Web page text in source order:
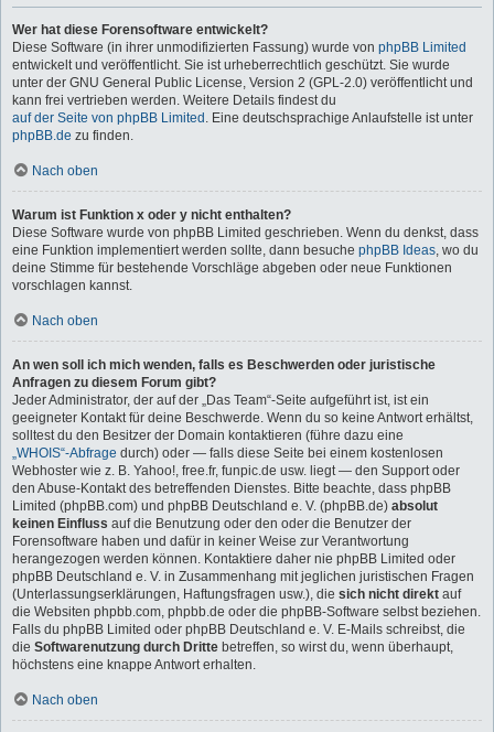
Wer hat diese Forensoftware entwickelt?
Diese Software (in ihrer unmodifizierten Fassung) wurde von phpBB Limited
entwickelt und veröffentlicht. Sie ist urheberrechtlich geschützt. Sie wurde
unter der GNU General Public License, Version 2 (GPL-2.0) veröffentlicht und
kann frei vertrieben werden. Weitere Details findest du
auf der Seite von phpBB Limited . Eine deutschsprachige Anlaufstelle ist unter
phpBB.de zu finden.
Nach oben
Warum ist Funktion x oder y nicht enthalten?
Diese Software wurde von phpBB Limited geschrieben. Wenn du denkst, dass
eine Funktion implementiert werden sollte, dann besuche phpBB Ideas, wo du
deine Stimme für bestehende Vorschläge abgeben oder neue Funktionen
vorschlagen kannst.
Nach oben
An wen soll ich mich wenden, falls es Beschwerden oder juristische
Anfragen zu diesem Forum gibt?
Jeder Administrator, der auf der „Das Team“-Seite aufgeführt ist, ist ein
geeigneter Kontakt für deine Beschwerde. Wenn du so keine Antwort erhältst,
solltest du den Besitzer der Domain kontaktieren (führe dazu eine
„WHOIS“-Abfrage durch) oder — falls diese Seite bei einem kostenlosen
Webhoster wie z. B. Yahoo!, free.fr, funpic.de usw. liegt — den Support oder
den Abuse-Kontakt des betreffenden Dienstes. Bitte beachte, dass phpBB
Limited (phpBB.com) und phpBB Deutschland e. V. (phpBB.de) absolut
keinen Einfluss auf die Benutzung oder den oder die Benutzer der
Forensoftware haben und dafür in keiner Weise zur Verantwortung
herangezogen werden können. Kontaktiere daher nie phpBB Limited oder
phpBB Deutschland e. V. in Zusammenhang mit jeglichen juristischen Fragen
(Unterlassungserklärungen, Haftungsfragen usw.), die sich nicht direkt auf
die Websiten phpbb.com, phpbb.de oder die phpBB-Software selbst beziehen.
Falls du phpBB Limited oder phpBB Deutschland e. V. E-Mails schreibst, die
die Softwarenutzung durch Dritte betreffen, so wirst du, wenn überhaupt,
höchstens eine knappe Antwort erhalten.
Nach oben